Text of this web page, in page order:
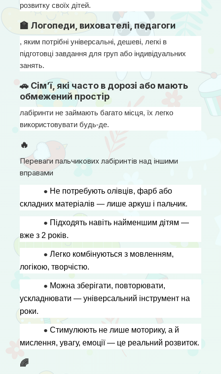
розвитку своїх дітей.
🏫 Логопеди, вихователі, педагоги
, яким потрібні універсальні, дешеві, легкі в
підготовці завдання для груп або індивідуальних
занять.
🚗 Сім’ї, які часто в дорозі або мають
обмежений простір
лабіринти не займають багато місця, їх легко
використовувати будь-де.
🔥
Переваги пальчикових лабіринтів над іншими
вправами
● Не потребують олівців, фарб або
складних матеріалів — лише аркуш і пальчик.
● Підходять навіть найменшим дітям —
вже з 2 років.
● Легко комбінуються з мовленням,
логікою, творчістю.
● Можна зберігати, повторювати,
ускладнювати — універсальний інструмент на
роки.
● Стимулюють не лише моторику, а й
мислення, увагу, емоції — це реальний розвиток.
🌈